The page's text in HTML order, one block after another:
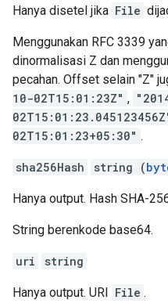
Hanya disetel jika File
Menggunakan RFC 3339
dinormalisasi Z dan
pecahan. Offset selain "Z"
10-02T15:01:23Z" ,
02T15:01:23+05:30" .
sha256Hash string (
Hanya output. Hash SHA-
String berenkode base64.
uri string
Hanya output. URI File .